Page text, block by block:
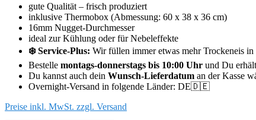
gute Qualität – frisch produziert
inklusive Thermobox (Abmessung: 60 x 38 x 36 cm)
16mm Nugget-Durchmesser
ideal zur Kühlung oder für Nebeleffekte
❄️ Service-Plus: Wir füllen immer etwas mehr Trockeneis
Bestelle montags-donnerstags bis 10:00 Uhr und Du
Du kannst auch dein Wunsch-Lieferdatum an der Kasse
Overnight-Versand in folgende Länder: DE🇩🇪
Preise inkl. MwSt. zzgl. Versand